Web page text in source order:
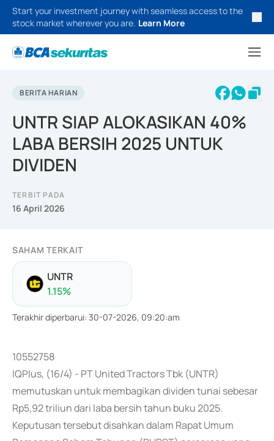
Start your investment journey with seamless access to the
stock market wherever you are. Learn More
BERITA HARIAN
UNTR SIAP ALOKASIKAN 40%
LABA BERSIH 2025 UNTUK
DIVIDEN
TERBIT PADA
16 April 2026
SAHAM TERKAIT
UNTR
1.15%
Terakhir diperbarui: 30-07-2026, 09:20:am
10552758
IQPlus, (16/4) - PT United Tractors Tbk (UNTR)
memutuskan untuk membagikan dividen tunai sebesar
Rp5,92 triliun dari laba bersih tahun buku 2025.
Keputusan tersebut disahkan dalam Rapat Umum